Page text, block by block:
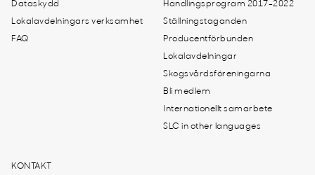
Dataskydd
Lokalavdelningars verksamhet
FAQ
Handlingsprogram 2017-2022
Ställningstaganden
Producentförbunden
Lokalavdelningar
Skogsvårdsföreningarna
Bli medlem
Internationellt samarbete
SLC in other languages
KONTAKT